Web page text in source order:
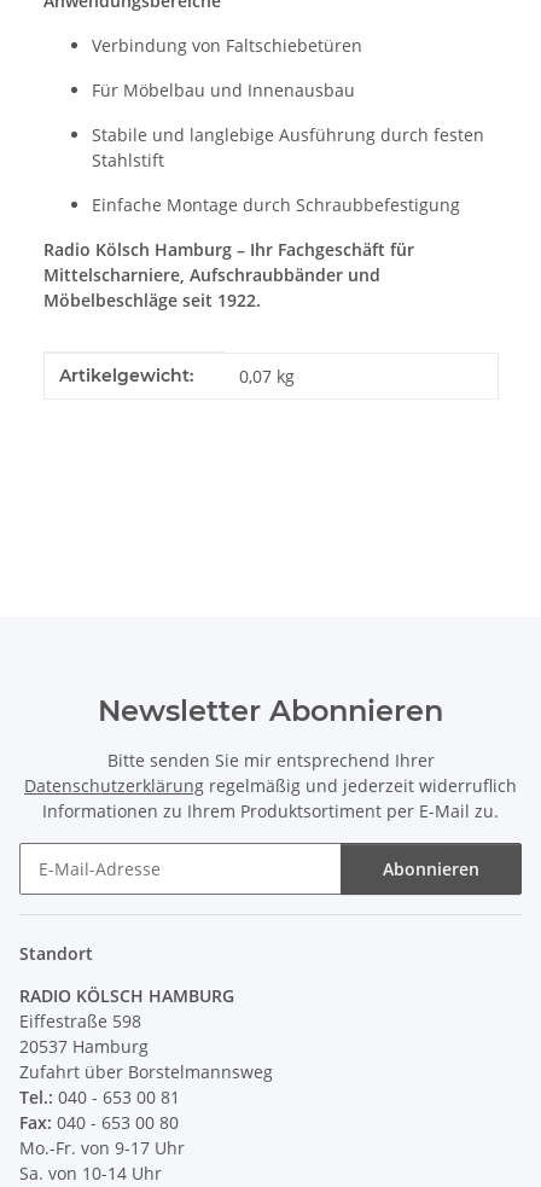
Verbindung von Faltschiebetüren
Für Möbelbau und Innenausbau
Stabile und langlebige Ausführung durch festen
Stahlstift
Einfache Montage durch Schraubbefestigung
Radio Kölsch Hamburg – Ihr Fachgeschäft für
Mittelscharniere, Aufschraubbänder und
Möbelbeschläge seit 1922.
Produkteigenschaft
Wert
Artikelgewicht: 0,07 kg
Newsletter Abonnieren
Bitte senden Sie mir entsprechend Ihrer
Datenschutzerklärung regelmäßig und jederzeit widerruflich
Informationen zu Ihrem Produktsortiment per E-Mail zu.
Abonnieren
Standort
RADIO KÖLSCH HAMBURG
Eiffestraße 598
20537 Hamburg
Zufahrt über Borstelmannsweg
Tel.: 040 - 653 00 81
Fax: 040 - 653 00 80
Mo.-Fr. von 9-17 Uhr
Sa. von 10-14 Uhr